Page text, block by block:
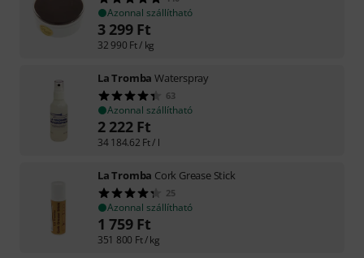
Azonnal szállítható
3 299 Ft
32 990 Ft/ kg
La Tromba Waterspray
63
Azonnal szállítható
2 222 Ft
34 184.62 Ft/ l
La Tromba Cork Grease Stick
25
Azonnal szállítható
1 759 Ft
351 800 Ft/ kg